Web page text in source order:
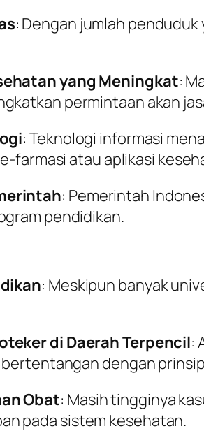
: Dengan jumlah
yang Meningkat:
permintaan akan
: Teknologi informasi
farmasi atau aplikasi
: Pemerintah
pendidikan.
: Meskipun banyak
di Daerah Terpencil:
dengan
Obat: Masih tingginya
pada sistem kesehatan.